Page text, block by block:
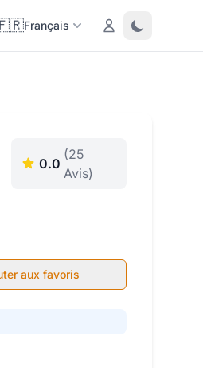
Français Login Toggle
0.0
(25
Avis)
aux favoris